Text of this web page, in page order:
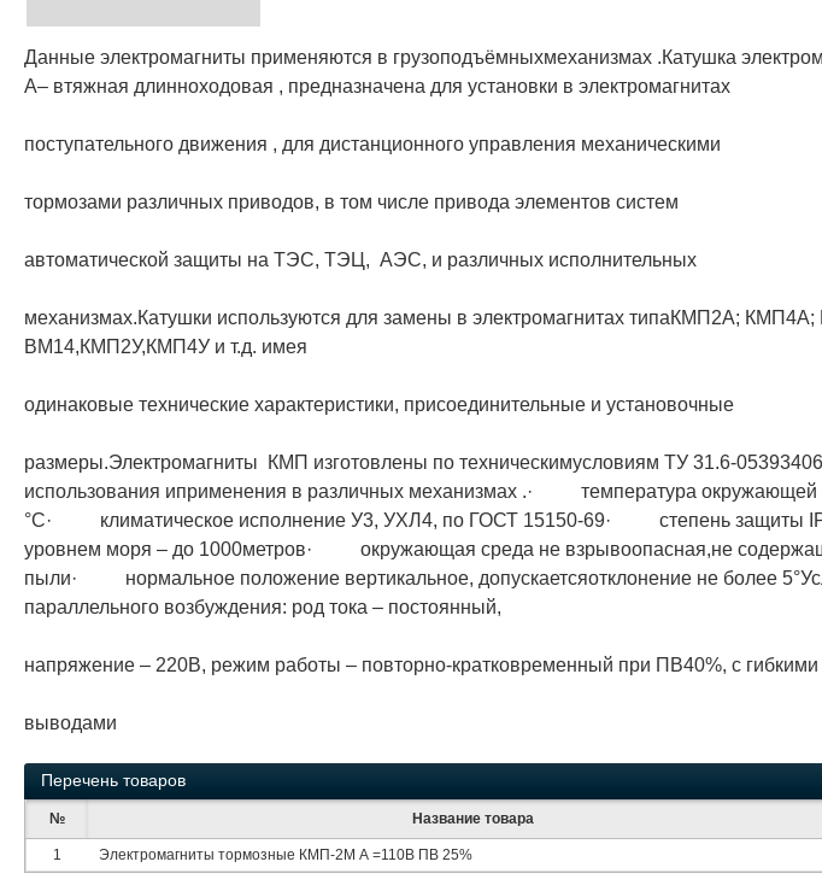
Данные электромагниты применяются в грузоподъёмныхмеханизмах .Катушка
А– втяжная длинноходовая , предназначена для установки в электромагнитах
поступательного движения , для дистанционного управления механическими
тормозами различных приводов, в том числе привода элементов систем
автоматической защиты на ТЭС, ТЭЦ, АЭС, и различных исполнительных
механизмах.Катушки используются для замены в электромагнитах типаКМП2А;
ВМ14,КМП2У,КМП4У и т.д. имея
одинаковые технические характеристики, присоединительные и установочные
размеры.Электромагниты КМП изготовлены по техническимусловиям ТУ 31.6-
использования иприменения в различных механизмах .· температура
°С· климатическое исполнение У3, УХЛ4, по ГОСТ 15150-69· степень
уровнем моря – до 1000метров· окружающая среда не взрывоопасная,не
пыли· нормальное положение вертикальное, допускаетсяотклонение не более
параллельного возбуждения: род тока – постоянный,
напряжение – 220В, режим работы – повторно-кратковременный при ПВ40%, с гибкими
выводами
Перечень товаров
№ Название товара
1 Электромагниты тормозные КМП-2М А =110В ПВ 25%